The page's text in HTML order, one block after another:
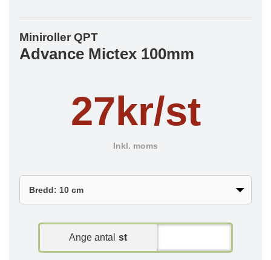
Miniroller QPT
Advance Mictex 100mm
27kr/st
Inkl. moms
Ange antal st